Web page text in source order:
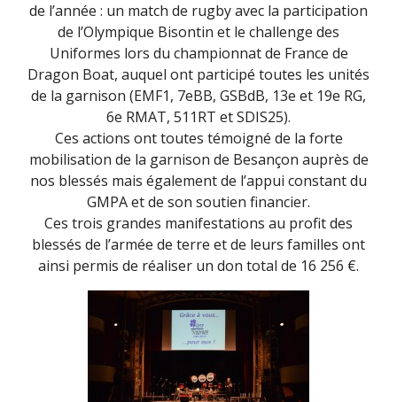
de l’année : un match de rugby avec la participation
de l’Olympique Bisontin et le challenge des
Uniformes lors du championnat de France de
Dragon Boat, auquel ont participé toutes les unités
de la garnison (EMF1, 7eBB, GSBdB, 13e et 19e RG,
6e RMAT, 511RT et SDIS25).
Ces actions ont toutes témoigné de la forte
mobilisation de la garnison de Besançon auprès de
nos blessés mais également de l’appui constant du
GMPA et de son soutien financier.
Ces trois grandes manifestations au profit des
blessés de l’armée de terre et de leurs familles ont
ainsi permis de réaliser un don total de 16 256 €.